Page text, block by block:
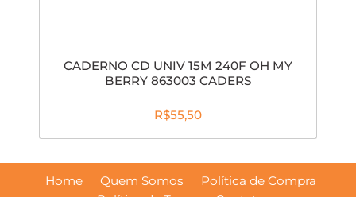
CADERNO CD UNIV 15M 240F OH MY
BERRY 863003 CADERS
R$55,50
Home Quem Somos
Política de Compra